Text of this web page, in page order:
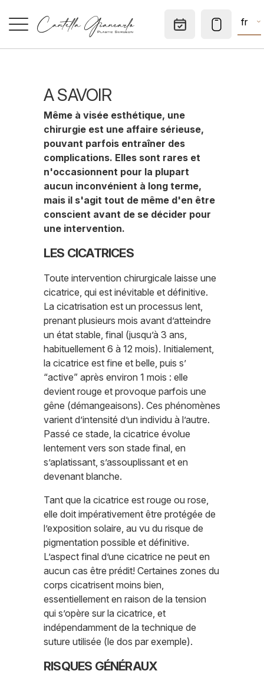
Rendez-
fr
SPÉCIALITÉS
MÉDECINE ESTHÉTIQUE
CHIRURGIE DERMATOLOGIQUE
CABINET PRIVÉ
A SAVOIR
A SAVOIR
Même à visée esthétique, une
chirurgie est une affaire sérieuse,
pouvant parfois entraîner des
complications. Elles sont rares et
n'occasionnent pour la plupart
aucun inconvénient à long terme,
mais il s'agit tout de même d'en être
conscient avant de se décider pour
une intervention.
LES CICATRICES
Toute intervention chirurgicale laisse une
cicatrice, qui est inévitable et définitive.
La cicatrisation est un processus lent,
prenant plusieurs mois avant d’atteindre
un état stable, final (jusqu’à 3 ans,
habituellement 6 à 12 mois). Initialement,
la cicatrice est fine et belle, puis s’
“active” après environ 1 mois : elle
devient rouge et provoque parfois une
gêne (démangeaisons). Ces phénomènes
varient d’intensité d’un individu à l’autre.
Passé ce stade, la cicatrice évolue
lentement vers son stade final, en
s’aplatissant, s’assouplissant et en
devenant blanche.
Tant que la cicatrice est rouge ou rose,
elle doit impérativement être protégée de
l’exposition solaire, au vu du risque de
pigmentation possible et définitive.
L’aspect final d’une cicatrice ne peut en
aucun cas être prédit! Certaines zones du
corps cicatrisent moins bien,
essentiellement en raison de la tension
qui s’opère sur la cicatrice, et
indépendamment de la technique de
suture utilisée (le dos par exemple).
RISQUES GÉNÉRAUX